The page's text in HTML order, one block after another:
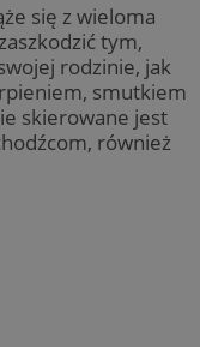
się z wieloma
tym,
rodzinie, jak
smutkiem
skierowane jest
również